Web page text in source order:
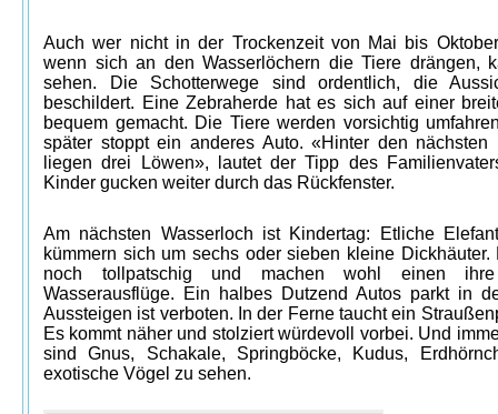
Auch wer nicht in der Trockenzeit von Mai bis
wenn sich an den Wasserlöchern die Tiere drängen,
sehen. Die Schotterwege sind ordentlich, die
beschildert. Eine Zebraherde hat es sich auf einer
bequem gemacht. Die Tiere werden vorsichtig
später stoppt ein anderes Auto. «Hinter den nächsten
liegen drei Löwen», lautet der Tipp des
Kinder gucken weiter durch das Rückfenster.
Am nächsten Wasserloch ist Kindertag: Etliche
kümmern sich um sechs oder sieben kleine Dickhäuter.
noch tollpatschig und machen wohl einen
Wasserausflüge. Ein halbes Dutzend Autos parkt in
Aussteigen ist verboten. In der Ferne taucht ein
Es kommt näher und stolziert würdevoll vorbei. Und
sind Gnus, Schakale, Springböcke, Kudus,
exotische Vögel zu sehen.